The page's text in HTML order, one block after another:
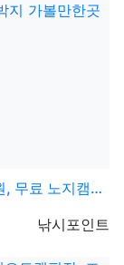
캠핑지 취사 야영…
등록자
낚시포인트